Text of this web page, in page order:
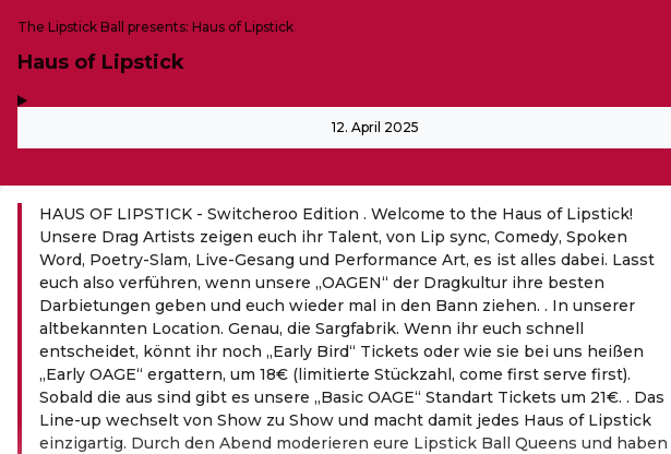
The Lipstick Ball presents: Haus of Lipstick
Haus of Lipstick
12. April 2025
HAUS OF LIPSTICK - Switcheroo Edition . Welcome to the Haus of Lipstick!
Unsere Drag Artists zeigen euch ihr Talent, von Lip sync, Comedy, Spoken
Word, Poetry-Slam, Live-Gesang und Performance Art, es ist alles dabei. Lasst
euch also verführen, wenn unsere „OAGEN“ der Dragkultur ihre besten
Darbietungen geben und euch wieder mal in den Bann ziehen. . In unserer
altbekannten Location. Genau, die Sargfabrik. Wenn ihr euch schnell
entscheidet, könnt ihr noch „Early Bird“ Tickets oder wie sie bei uns heißen
„Early OAGE“ ergattern, um 18€ (limitierte Stückzahl, come first serve first).
Sobald die aus sind gibt es unsere „Basic OAGE“ Standart Tickets um 21€. . Das
Line-up wechselt von Show zu Show und macht damit jedes Haus of Lipstick
einzigartig. Durch den Abend moderieren eure Lipstick Ball Queens und haben